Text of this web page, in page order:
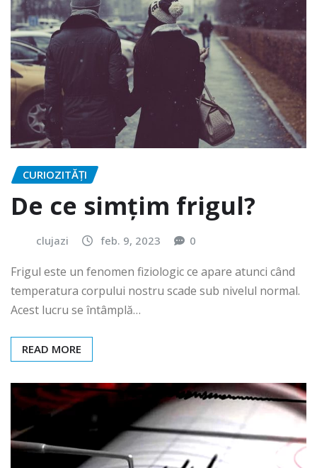
CURIOZITĂȚI
De ce simțim frigul?
clujazi feb. 9, 2023 0
Frigul este un fenomen fiziologic ce apare atunci când
temperatura corpului nostru scade sub nivelul normal.
Acest lucru se întâmplă…
READ MORE